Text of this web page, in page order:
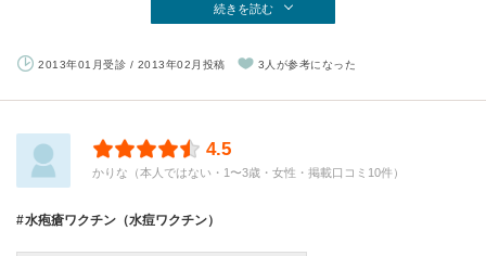
続きを読む
2013年01月受診 / 2013年02月投稿 3人が参考になった
4.5
かりな（本人ではない・1〜3歳・女性・掲載口コミ10件）
水疱瘡ワクチン（水痘ワクチン）